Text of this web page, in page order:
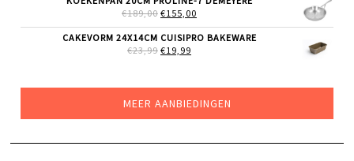
€705,00.
€189,00 OORSPRONKELIJKE
WAS:
€189,00.
€155,00
IS:
CAKEVORM 24X14CM CUISIPRO BAKEWARE
€23,99 OORSPRONKELIJKE
€19,99
MEER AANBIEDINGEN